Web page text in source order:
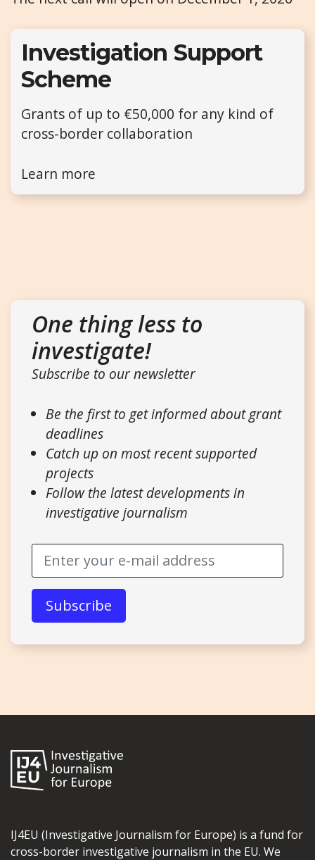
Investigation Support
Scheme
Grants of up to €50,000 for any kind of
cross-border collaboration
Learn more
One thing less to
investigate!
Subscribe to our newsletter
Be the first to get informed about grant
deadlines
Catch up on most recent supported
projects
Follow the latest developments in
investigative journalism
IJ4EU (Investigative Journalism for Europe) is a fund for
cross-border investigative journalism in the EU. We